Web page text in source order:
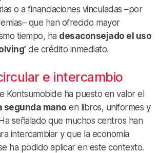
o a financiaciones vinculadas –por
que han ofrecido mayor
tiempo, ha desaconsejado el uso
de crédito inmediato.
e intercambio
Kontsumobide ha puesto en valor el
segunda mano en libros, uniformes y
señalado que muchos centros han
intercambiar y que la economía
ha podido aplicar en este contexto.